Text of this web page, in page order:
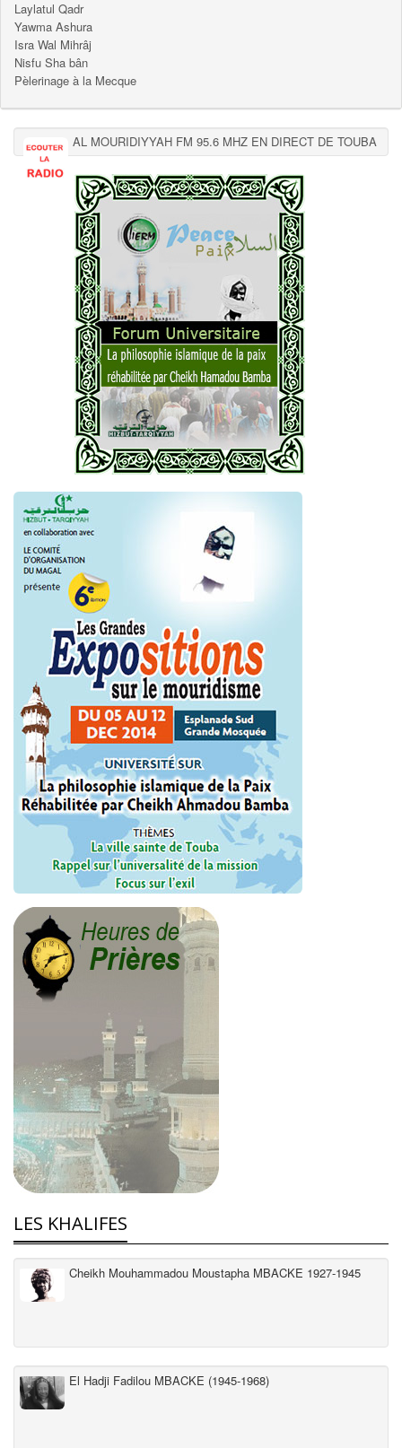
Laylatul Qadr
Yawma Ashura
Isra Wal Mihrâj
Nisfu Sha bân
Pèlerinage à la Mecque
AL MOURIDIYYAH FM 95.6 MHZ EN DIRECT DE TOUBA
LES KHALIFES
Cheikh Mouhammadou Moustapha MBACKE 1927-1945
El Hadji Fadilou MBACKE (1945-1968)